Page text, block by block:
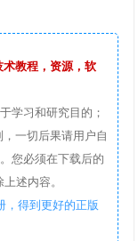
教程，资源，软
学习和研究目的；
一切后果请用户自
您必须在下载后的
述内容。
，得到更好的正版